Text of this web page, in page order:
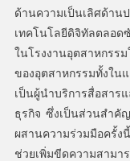
ด้านความเป็นเลิศด้าน
เทคโนโลยีดิจิทัลตลอด
ในโรงงานอุตสาหกรร
ของอุตสาหกรรมทั้งใน
เป็นผู้นำบริการสื่อสาร
ธุรกิจ ซึ่งเป็นส่วนสำคั
ผสานความร่วมมือครั้ง
ช่วยเพิ่มขีดความสามา